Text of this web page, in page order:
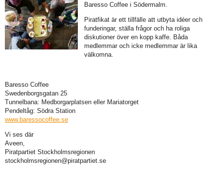
Baresso Coffee i Södermalm.
Piratfikat är ett tillfälle att utbyta idéer och
funderingar, ställa frågor och ha roliga
diskutioner över en kopp kaffe. Båda
medlemmar och icke medlemmar är lika
välkomna.
Baresso Coffee
Swedenborgsgatan 25
Tunnelbana: Medborgarplatsen eller Mariatorget
Pendeltåg: Södra Station
www.baressocoffee.se
Vi ses där
Aveen,
Piratpartiet Stockholmsregionen
stockholmsregionen@piratpartiet.se